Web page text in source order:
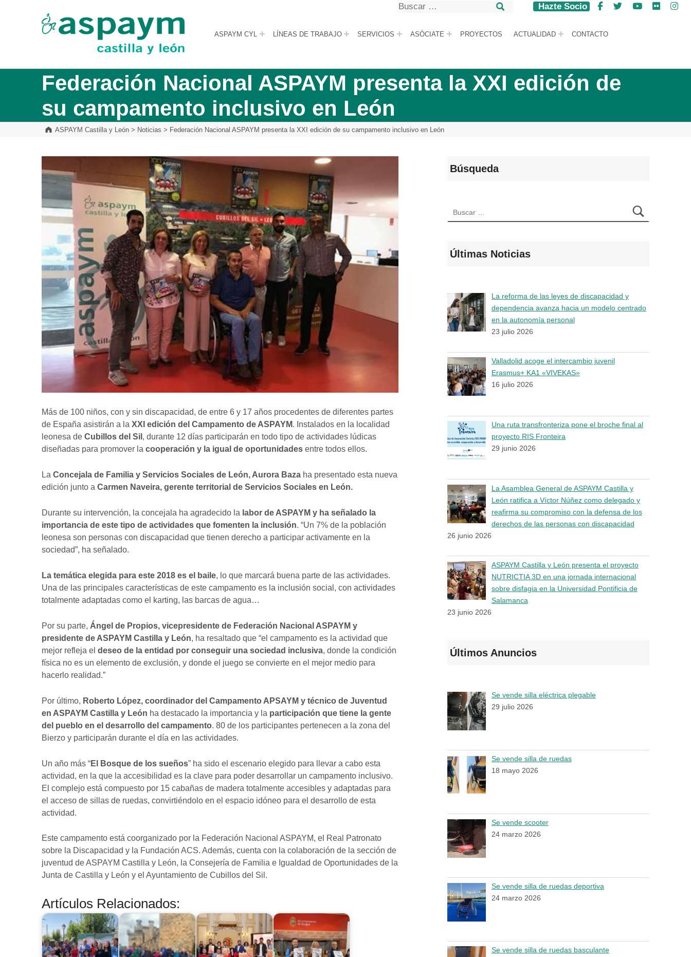
ASPAYM Castilla y León
ASPAYM CYL LÍNEAS DE TRABAJO SERVICIOS ASÓCIATE PROYECTOS ACTUALIDAD CONTACTO
Buscar
Hazte Socio Facebook
Twitter YouTube
Flickr
Federación Nacional ASPAYM presenta la XXI edición de
su campamento inclusivo en León
ASPAYM Castilla y León > Noticias > Federación Nacional ASPAYM presenta la XXI edición de su campamento inclusivo en León
Más de 100 niños, con y sin discapacidad, de entre 6 y 17 años procedentes de diferentes partes
de España asistirán a la XXI edición del Campamento de ASPAYM. Instalados en la localidad
leonesa de Cubillos del Sil , durante 12 días participarán en todo tipo de actividades lúdicas
diseñadas para promover la cooperación y la igual de oportunidadesentre todos ellos.
La Concejala de Familia y Servicios Sociales de León, Aurora Bazaha presentado esta nueva
edición junto a Carmen Naveira, gerente territorial de Servicios Sociales en León.
Durante su intervención, la concejala ha agradecido la labor de ASPAYM y ha señalado la
importancia de este tipo de actividades que fomenten la inclusión. “Un 7% de la población
leonesa son personas con discapacidad que tienen derecho a participar activamente en la
sociedad”, ha señalado.
La temática elegida para este 2018 es el baile, lo que marcará buena parte de las actividades.
Una de las principales características de este campamento es la inclusión social, con actividades
totalmente adaptadas como el karting, las barcas de agua…
Por su parte, Ángel de Propios, vicepresidente de Federación Nacional ASPAYM y
presidente de ASPAYM Castilla y León, ha resaltado que “el campamento es la actividad que
mejor refleja el deseo de la entidad por conseguir una sociedad inclusiva, donde la condición
física no es un elemento de exclusión, y donde el juego se convierte en el mejor medio para
hacerlo realidad.”
Por último, Roberto López, coordinador del Campamento APSAYM y técnico de Juventud
en ASPAYM Castilla y León ha destacado la importancia y la participación que tiene la gente
del pueblo en el desarrollo del campamento. 80 de los participantes pertenecen a la zona del
Bierzo y participarán durante el día en las actividades.
Un año más “El Bosque de los sueños” ha sido el escenario elegido para llevar a cabo esta
actividad, en la que la accesibilidad es la clave para poder desarrollar un campamento inclusivo.
El complejo está compuesto por 15 cabañas de madera totalmente accesibles y adaptadas para
el acceso de sillas de ruedas, convirtiéndolo en el espacio idóneo para el desarrollo de esta
actividad.
Este campamento está coorganizado por la Federación Nacional ASPAYM, el Real Patronato
sobre la Discapacidad y la Fundación ACS. Además, cuenta con la colaboración de la sección de
juventud de ASPAYM Castilla y León, la Consejería de Familia e Igualdad de Oportunidades de la
Junta de Castilla y León y el Ayuntamiento de Cubillos del Sil.
Artículos Relacionados:
Búsqueda
Últimas Noticias
La reforma de las leyes de discapacidad y
dependencia avanza hacia un modelo centrado
en la autonomía personal
23 julio 2026
Valladolid acoge el intercambio juvenil
Erasmus+ KA1 «VIVEKAS»
16 julio 2026
Una ruta transfronteriza pone el broche final al
proyecto RIS Fronteira
29 junio 2026
La Asamblea General de ASPAYM Castilla y
León ratifica a Víctor Núñez como delegado y
reafirma su compromiso con la defensa de los
derechos de las personas con discapacidad
26 junio 2026
ASPAYM Castilla y León presenta el proyecto
NUTRICTIA 3D en una jornada internacional
sobre disfagia en la Universidad Pontificia de
Salamanca
23 junio 2026
Últimos Anuncios
Se vende silla eléctrica plegable
29 julio 2026
Se vende silla de ruedas
18 mayo 2026
Se vende scooter
24 marzo 2026
Se vende silla de ruedas deportiva
24 marzo 2026
Se vende silla de ruedas basculante